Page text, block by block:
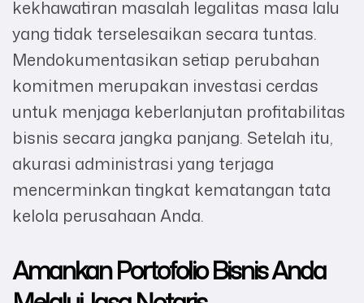
kekhawatiran masalah legalitas masa lalu
yang tidak terselesaikan secara tuntas.
Mendokumentasikan setiap perubahan
komitmen merupakan investasi cerdas
untuk menjaga keberlanjutan profitabilitas
bisnis secara jangka panjang. Setelah itu,
akurasi administrasi yang terjaga
mencerminkan tingkat kematangan tata
kelola perusahaan Anda.
Amankan Portofolio Bisnis Anda